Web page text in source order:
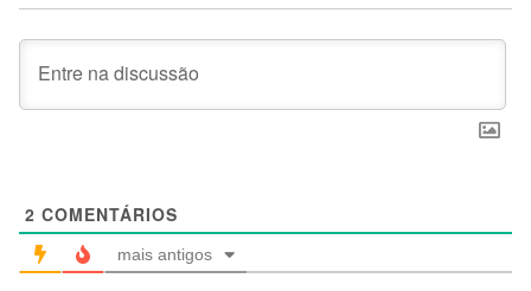
2 COMENTÁRIOS
mais antigos